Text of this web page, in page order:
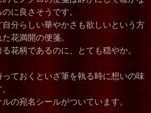
に良さそうです。
分らしい華やかさも欲しいという方
花満開の便箋。
花柄であるのに、とても穏やか。
ておくといざ筆を執る時に想いの味
の宛名シールがついています。